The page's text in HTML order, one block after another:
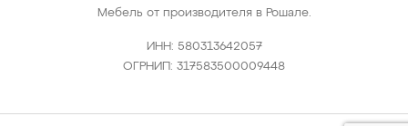
Мебель от производителя в Рошале.
ИНН: 580313642057
ОГРНИП: 317583500009448